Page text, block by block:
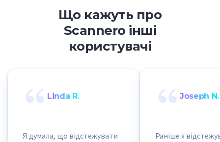
Що кажуть про
Scannero інші
користувачі
Linda R.
Я думала, що відстежувати
Joseph N.
Раніше я